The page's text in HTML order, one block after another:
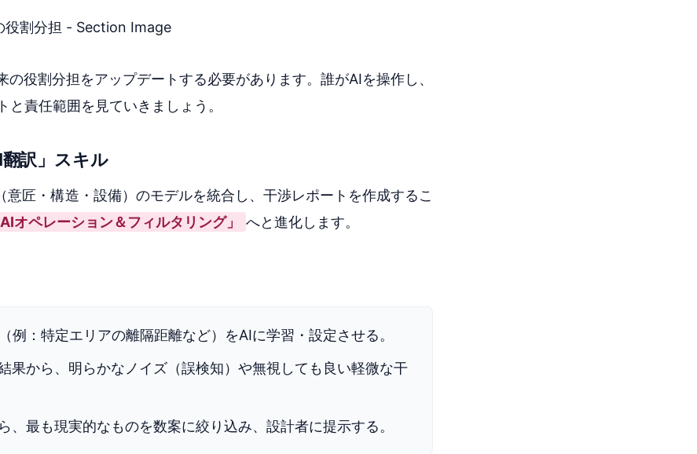
役割分担をアップデートする必要があります。誰がAIを操作し、
責任範囲を見ていきましょう。
訳」スキル
匠・構造・設備）のモデルを統合し、干渉レポートを作成するこ
AIオペレーション＆フィルタリング」 へと進化します。
例：特定エリアの離隔距離など）をAIに学習・設定させる。
果から、明らかなノイズ（誤検知）や無視しても良い軽微な干
、最も現実的なものを数案に絞り込み、設計者に提示する。